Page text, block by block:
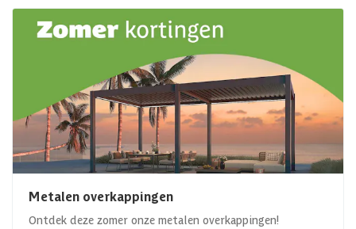
Metalen overkappingen
Ontdek deze zomer onze metalen overkappingen!